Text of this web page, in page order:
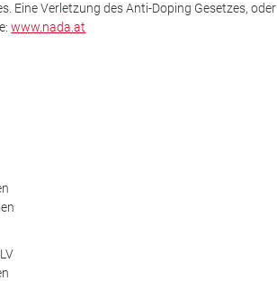
Eine Verletzung des Anti-Doping Gesetzes, oder
www.nada.at